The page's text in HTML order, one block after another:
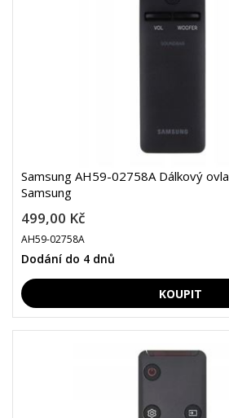
Samsung AH59-02758A Dálkový
Samsung
499,00 Kč
AH59-02758A
Dodání do 4 dnů